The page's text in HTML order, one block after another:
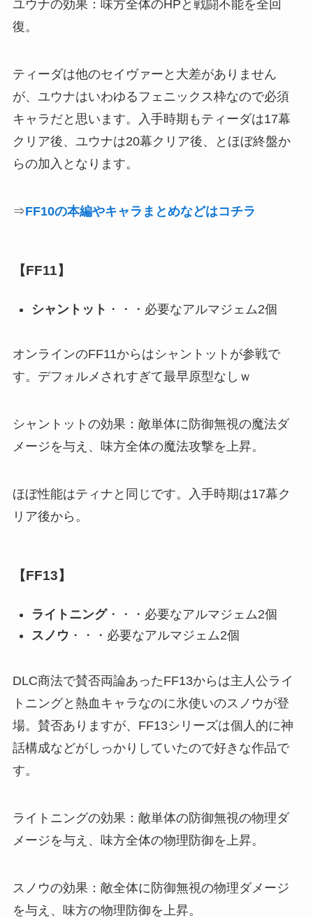
ユウナの効果：味方全体のHPと戦闘不能を全回
復。
ティーダは他のセイヴァーと大差がありません
が、ユウナはいわゆるフェニックス枠なので必須
キャラだと思います。入手時期もティーダは17幕
クリア後、ユウナは20幕クリア後、とほぼ終盤か
らの加入となります。
⇒FF10の本編やキャラまとめなどはコチラ
【FF11】
シャントット ・・・必要なアルマジェム2個
オンラインのFF11からはシャントットが参戦で
す。デフォルメされすぎて最早原型なしｗ
シャントットの効果：敵単体に防御無視の魔法ダ
メージを与え、味方全体の魔法攻撃を上昇。
ほぼ性能はティナと同じです。入手時期は17幕ク
リア後から。
【FF13】
ライトニング・・・必要なアルマジェム2個
スノウ ・・・必要なアルマジェム2個
DLC商法で賛否両論あったFF13からは主人公ライ
トニングと熱血キャラなのに氷使いのスノウが登
場。賛否ありますが、FF13シリーズは個人的に神
話構成などがしっかりしていたので好きな作品で
す。
ライトニングの効果：敵単体の防御無視の物理ダ
メージを与え、味方全体の物理防御を上昇。
スノウの効果：敵全体に防御無視の物理ダメージ
を与え、味方の物理防御を上昇。